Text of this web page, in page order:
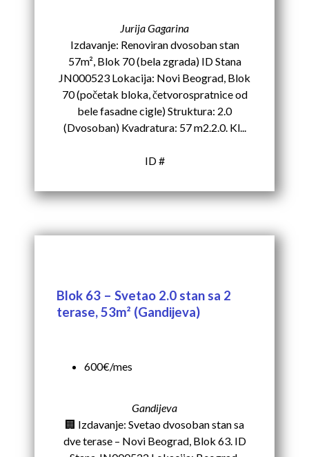
Jurija Gagarina
Izdavanje: Renoviran dvosoban stan
57m², Blok 70 (bela zgrada) ID Stana
JN000523 Lokacija: Novi Beograd, Blok
70 (početak bloka, četvorospratnice od
bele fasadne cigle) Struktura: 2.0
(Dvosoban) Kvadratura: 57 m2.2.0. Kl...
ID #
Blok 63 – Svetao 2.0 stan sa 2
terase, 53m² (Gandijeva)
600€/mes
Gandijeva
🏢 Izdavanje: Svetao dvosoban stan sa
dve terase – Novi Beograd, Blok 63. ID